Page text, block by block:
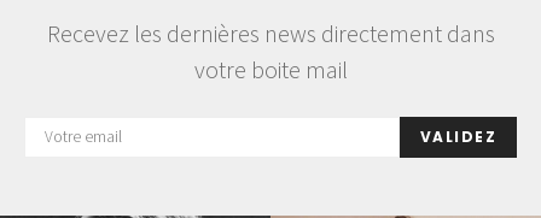
Recevez les dernières news directement dans
votre boite mail
VALIDEZ